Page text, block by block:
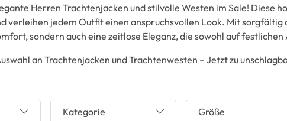
Herren Trachtenjacken und stilvolle Westen im Sale!
verleihen jedem Outfit einen anspruchsvollen Look. Mit
sondern auch eine zeitlose Eleganz, die sowohl auf
an Trachtenjacken und Trachtenwesten – Jetzt zu
Kategorie Größe